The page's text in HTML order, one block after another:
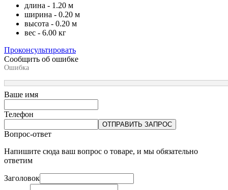
длина - 1.20 м
ширина - 0.20 м
высота - 0.20 м
вес - 6.00 кг
Проконсультировать
Сообщить об ошибке
Ошибка
Ваше имя
Телефон
ОТПРАВИТЬ ЗАПРОС
Вопрос-ответ
Напишите сюда ваш вопрос о товаре, и мы обязательно
ответим
Заголовок